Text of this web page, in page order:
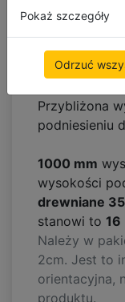
Pokaż szczegóły
Odrzuć
3400mm
Maksymalna
ręczne) =4.6
Przybliżona
podniesieniu
1000 mm
wysokości
drewniane
stanowi to 16
Należy w
2cm. Jest to
orientacyjna,
produktu.